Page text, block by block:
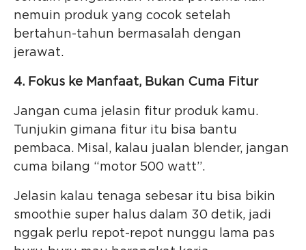
nemuin produk yang cocok setelah
bertahun-tahun bermasalah dengan
jerawat.
4. Fokus ke Manfaat, Bukan Cuma Fitur
Jangan cuma jelasin fitur produk kamu.
Tunjukin gimana fitur itu bisa bantu
pembaca. Misal, kalau jualan blender, jangan
cuma bilang “motor 500 watt”.
Jelasin kalau tenaga sebesar itu bisa bikin
smoothie super halus dalam 30 detik, jadi
nggak perlu repot-repot nunggu lama pas